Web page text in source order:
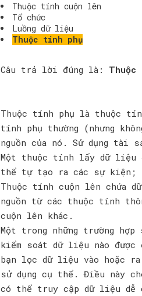
Thuộc tính cuộn lên
Tổ chức
Luồng dữ liệu
Thuộc tính phụ
Câu trả lời đúng là:
Thuộc tính phụ là thuộc
tính phụ thường (nhưng
nguồn của nó. Sử dụng tài
Một thuộc tính lấy dữ liệu
thể tự tạo ra các sự kiện;
Thuộc tính cuộn lên chứa
nguồn từ các thuộc tính
cuộn lên khác.
Một trong những trường
kiểm soát dữ liệu nào
bạn lọc dữ liệu vào hoặc
sử dụng cụ thể. Điều này
có thể truy cập dữ liệu dễ